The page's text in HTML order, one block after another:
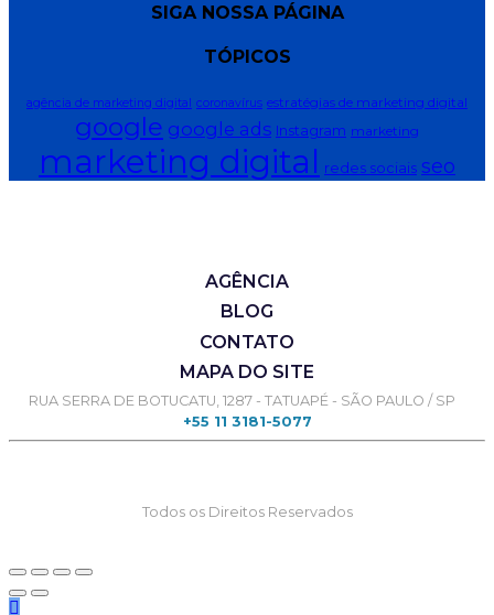
SIGA NOSSA PÁGINA
TÓPICOS
agência de marketing digital coronavírus estratégias de marketing digital
google google ads Instagram marketing
marketing digital redes sociais seo
AGÊNCIA
BLOG
CONTATO
MAPA DO SITE
RUA SERRA DE BOTUCATU, 1287 - TATUAPÉ - SÃO PAULO / SP
+55 11 3181-5077
Todos os Direitos Reservados